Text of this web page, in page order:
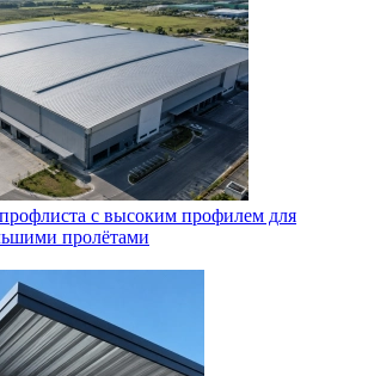
с высоким профилем для
пролётами